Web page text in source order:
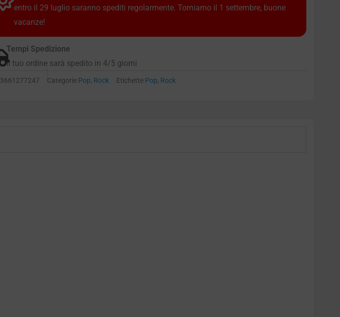
entro il 29 luglio saranno spediti regolarmente. Torniamo il 1 settembre, buone
vacanze!
Tempi Spedizione
Il tuo ordine sarà spedito in 4/5 giorni
3661277247 Categorie Pop, Rock Etichette Pop, Rock